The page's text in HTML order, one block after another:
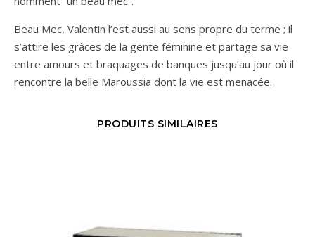
Beau Mec, Valentin l’est aussi au sens propre du terme ; il
s’attire les grâces de la gente féminine et partage sa vie
entre amours et braquages de banques jusqu’au jour où il
rencontre la belle Maroussia dont la vie est menacée.
PRODUITS SIMILAIRES